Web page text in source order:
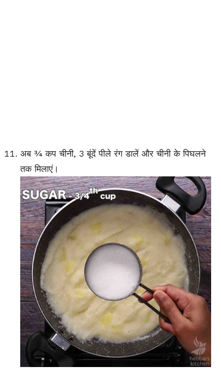
अब ¾ कप चीनी, 3 बूंदें पीले रंग डालें और चीनी के पिघलने
तक मिलाएं।